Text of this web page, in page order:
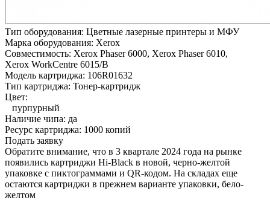
Тип оборудования: Цветные лазерные принтеры и МФУ
Марка оборудования: Xerox
Совместимость: Xerox Phaser 6000, Xerox Phaser 6010,
Xerox WorkCentre 6015/B
Модель картриджа: 106R01632
Тип картриджа: Тонер-картридж
Цвет:
пурпурный
Наличие чипа: да
Ресурс картриджа: 1000 копий
Подать заявку
Обратите внимание, что в 3 квартале 2024 года на рынке
появились картриджи Hi-Black в новой, черно-желтой
упаковке с пиктограммами и QR-кодом. На складах еще
остаются картриджи в прежнем варианте упаковки, бело-
желтом